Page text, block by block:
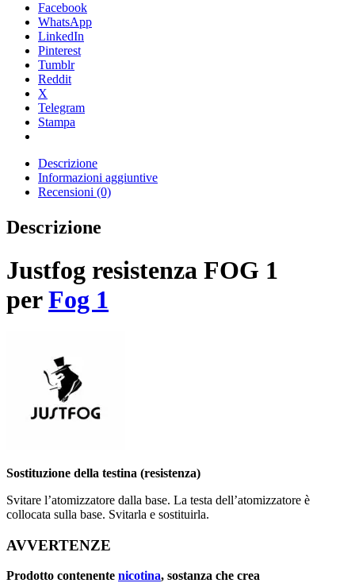
Facebook
WhatsApp
LinkedIn
Pinterest
Tumblr
Reddit
X
Telegram
Stampa
Descrizione
Informazioni aggiuntive
Recensioni (0)
Descrizione
Justfog resistenza FOG 1
perFog 1
Sostituzione della testina (resistenza)
Svitare l’atomizzatore dalla base. La testa dell’atomizzatore è
collocata sulla base. Svitarla e sostituirla.
AVVERTENZE
Prodotto contenente nicotina, sostanza che crea